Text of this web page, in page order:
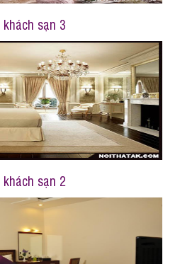
khách sạn 3
khách sạn 2